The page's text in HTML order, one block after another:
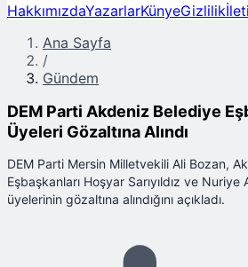
HakkımızdaYazarlarKünyeGizlilik
Ana Sayfa
/
Gündem
DEM Parti Akdeniz Belediye
Üyeleri Gözaltına Alındı
DEM Parti Mersin Milletvekili Ali Bozan,
Eşbaşkanları Hoşyar Sarıyıldız ve
üyelerinin gözaltına alındığını açıkladı.